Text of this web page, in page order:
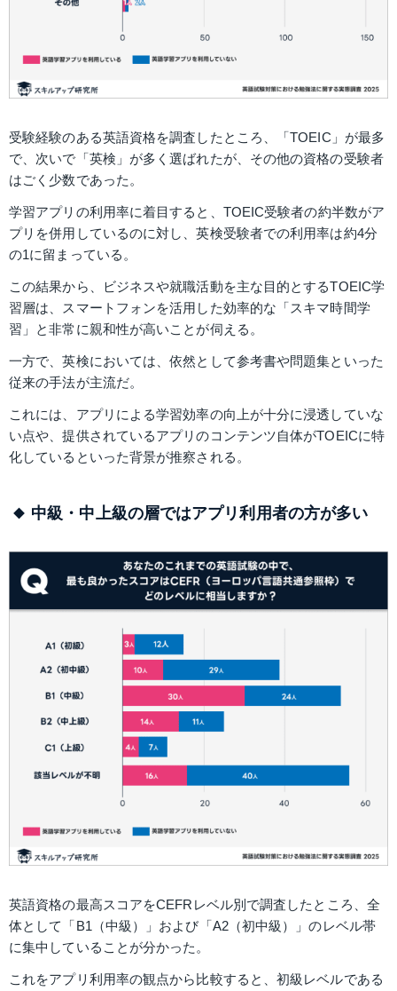
受験経験のある英語資格を調査したところ、「TOEIC」が最多
で、次いで「英検」が多く選ばれたが、その他の資格の受験者
はごく少数であった。
学習アプリの利用率に着目すると、TOEIC受験者の約半数がア
プリを併用しているのに対し、英検受験者での利用率は約4分
の1に留まっている。
この結果から、ビジネスや就職活動を主な目的とするTOEIC学
習層は、スマートフォンを活用した効率的な「スキマ時間学
習」と非常に親和性が高いことが伺える。
一方で、英検においては、依然として参考書や問題集といった
従来の手法が主流だ。
これには、アプリによる学習効率の向上が十分に浸透していな
い点や、提供されているアプリのコンテンツ自体がTOEICに特
化しているといった背景が推察される。
中級・中上級の層ではアプリ利用者の方が多い
英語資格の最高スコアをCEFRレベル別で調査したところ、全
体として「B1（中級）」および「A2（初中級）」のレベル帯
に集中していることが分かった。
これをアプリ利用率の観点から比較すると、初級レベルである